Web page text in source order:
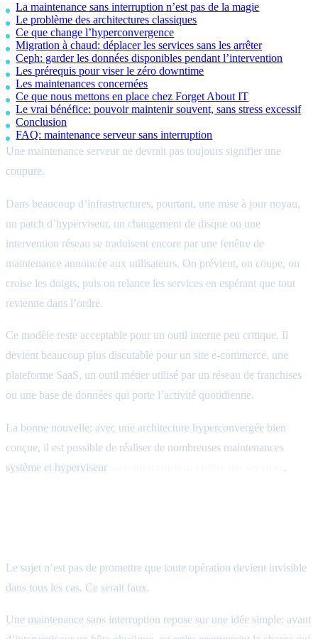
La maintenance sans interruption n’est pas de la magie
Le problème des architectures classiques
Ce que change l’hyperconvergence
Migration à chaud: déplacer les services sans les arrêter
Ceph: garder les données disponibles pendant l’intervention
Les prérequis pour viser le zéro downtime
Les maintenances concernées
Ce que nous mettons en place chez Forget About IT
Le vrai bénéfice: pouvoir maintenir souvent, sans stress excessif
Conclusion
FAQ: maintenance serveur sans interruption
Une maintenance serveur ne devrait pas toujours signifier une
coupure.
Dans beaucoup d’infrastructures, pourtant, une mise à jour noyau,
un patch d’hyperviseur, un changement de disque ou une
intervention réseau se traduisent encore par une fenêtre de
maintenance annoncée aux utilisateurs. On prévient, on coupe, on
croise les doigts, puis on relance les services en espérant que tout
revienne dans l’ordre.
Ce modèle reste acceptable pour un outil interne peu critique. Il
devient beaucoup plus discutable pour un site e-commerce, une
plateforme SaaS, un outil métier utilisé par un réseau de franchises
ou une base de données qui porte l’activité quotidienne.
La bonne nouvelle: avec une architecture hyperconvergée bien
conçue, il est possible de réaliser de nombreuses maintenances
système et hyperviseur
.
Le sujet n’est pas de promettre que toute opération devient invisible
dans tous les cas. Ce serait faux.
Une maintenance sans interruption repose sur une idée simple: avant